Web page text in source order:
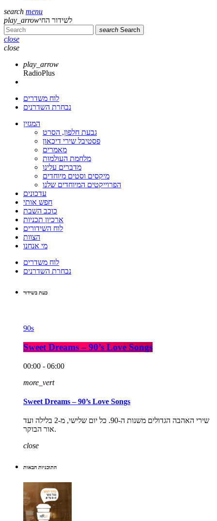
search menu
play_arrowלשידור החי
search Search
close
close
play_arrow
RadioPlus
לוח משדרים
נבחרת השדרנים
המגזין
גבעת חלפון, הסרט
פסטיבל שירי דיכאון
מאמרים
מלחמת העולמות
מדברים עלינו
מיקסים וסטים מיוחדים
הפרוייקטים המיוחדים שלנו
עדכונים
חפש אותי
כוכב השבת
ארכיון תכניות
לוח השידורים
הצוות
מי אנחנו
לוח משדרים
נבחרת השדרנים
כעת בשידור
90s
Sweet Dreams – 90’s Love Songs
00:00 - 06:00
more_vert
Sweet Dreams – 90’s Love Songs
שירי האהבה הגדולים משנות ה-90. כל יום שלישי, מ-2 בלילה ועד
אור הבוקר.
close
התוכניות הבאות